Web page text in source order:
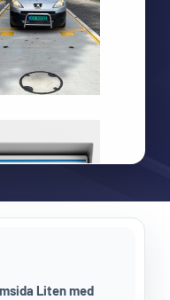
Liten med